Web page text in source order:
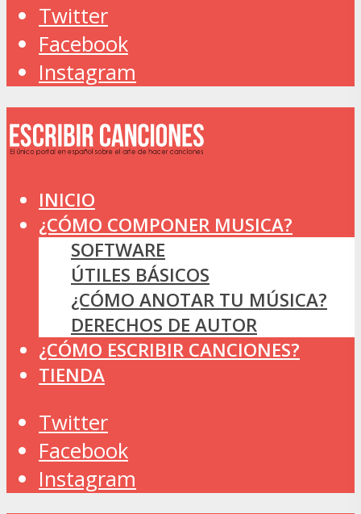
Twitter
Facebook
Instagram
INICIO
¿CÓMO COMPONER MUSICA?
SOFTWARE
ÚTILES BÁSICOS
¿CÓMO ANOTAR TU MÚSICA?
DERECHOS DE AUTOR
¿CÓMO ESCRIBIR CANCIONES?
TIENDA
Twitter
Facebook
Instagram